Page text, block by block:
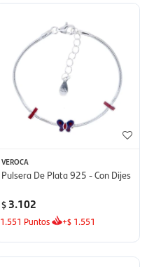
VEROCA
Pulsera De Plata 925 - Con Dijes
$ 3.102
1.551 Puntos +$ 1.551